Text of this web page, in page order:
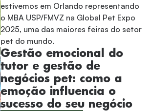
estivemos em Orlando representando
o MBA USP/FMVZ na Global Pet Expo
2025, uma das maiores feiras do setor
pet do mundo.
Gestão emocional do
tutor e gestão de
negócios pet: como a
emoção influencia o
sucesso do seu negócio